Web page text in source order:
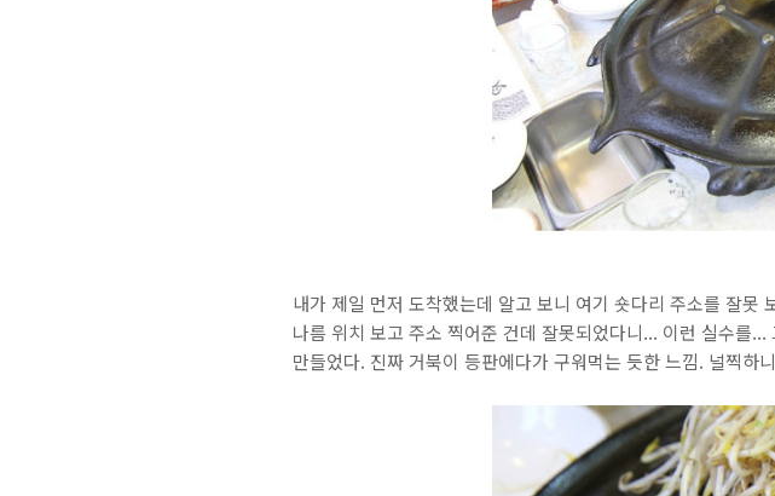
내가 제일 먼저 도착했는데 알고 보니 여기 숏다리 주소를 잘
나름 위치 보고 주소 찍어준 건데 잘못되었다니... 이런 실수를
만들었다. 진짜 거북이 등판에다가 구워먹는 듯한 느낌. 널찍하